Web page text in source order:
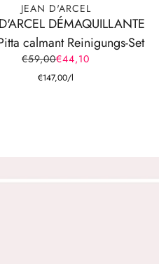
JEAN D'ARCEL
DÉMAQUILLANTE
calmant Reinigungs-Set
€59,00€44,10
€147,00/l